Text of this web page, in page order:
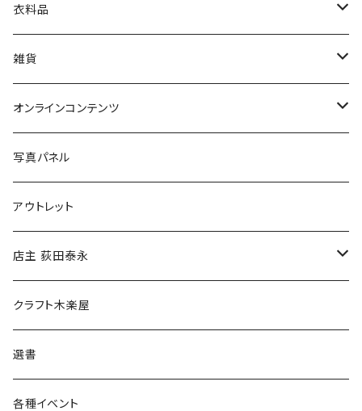
娯楽・エンターテインメント
古書セット
美術
衣料品
POLEWARDS
Tシャツ
雑貨
バッグ
ブックカバー
マグカップ
傘
食料品
その他
オンラインコンテンツ
冒険クロストーク
写真パネル
アウトレット
店主 荻田泰永
書籍
ウェア
クラフト木楽屋
選書
各種イベント